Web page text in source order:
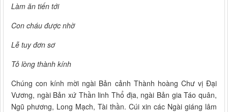
Làm ăn tiến tới
Con cháu được nhờ
Lễ tuy đơn sơ
Tỏ lòng thành kính
Chúng con kính mời ngài Bản cảnh Thành hoàng Chư vị Đại
Vương, ngài Bản xứ Thần linh Thổ địa, ngài Bản gia Táo quân,
Ngũ phương, Long Mạch, Tài thần. Cúi xin các Ngài giáng lâm